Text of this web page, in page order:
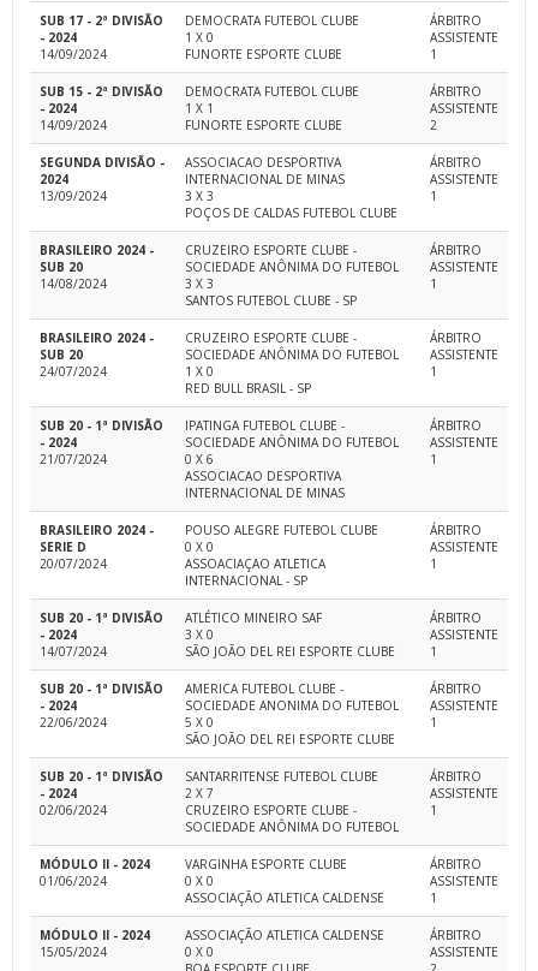
SUB 17 - 2ª DIVISÃO
- 2024
14/09/2024
DEMOCRATA FUTEBOL CLUBE
1 X 0
FUNORTE ESPORTE CLUBE
ÁRBITRO
ASSISTENTE
1
SUB 15 - 2ª DIVISÃO
- 2024
14/09/2024
DEMOCRATA FUTEBOL CLUBE
1 X 1
FUNORTE ESPORTE CLUBE
ÁRBITRO
ASSISTENTE
2
SEGUNDA DIVISÃO -
2024
13/09/2024
ASSOCIACAO DESPORTIVA
INTERNACIONAL DE MINAS
3 X 3
POÇOS DE CALDAS FUTEBOL CLUBE
ÁRBITRO
ASSISTENTE
1
BRASILEIRO 2024 -
SUB 20
14/08/2024
CRUZEIRO ESPORTE CLUBE -
SOCIEDADE ANÔNIMA DO FUTEBOL
3 X 3
SANTOS FUTEBOL CLUBE - SP
ÁRBITRO
ASSISTENTE
1
BRASILEIRO 2024 -
SUB 20
24/07/2024
CRUZEIRO ESPORTE CLUBE -
SOCIEDADE ANÔNIMA DO FUTEBOL
1 X 0
RED BULL BRASIL - SP
ÁRBITRO
ASSISTENTE
1
SUB 20 - 1ª DIVISÃO
- 2024
21/07/2024
IPATINGA FUTEBOL CLUBE -
SOCIEDADE ANÔNIMA DO FUTEBOL
0 X 6
ASSOCIACAO DESPORTIVA
INTERNACIONAL DE MINAS
ÁRBITRO
ASSISTENTE
1
BRASILEIRO 2024 -
SERIE D
20/07/2024
POUSO ALEGRE FUTEBOL CLUBE
0 X 0
ASSOACIAÇAO ATLETICA
INTERNACIONAL - SP
ÁRBITRO
ASSISTENTE
1
SUB 20 - 1ª DIVISÃO
- 2024
14/07/2024
ATLÉTICO MINEIRO SAF
3 X 0
SÃO JOÃO DEL REI ESPORTE CLUBE
ÁRBITRO
ASSISTENTE
1
SUB 20 - 1ª DIVISÃO
- 2024
22/06/2024
AMERICA FUTEBOL CLUBE -
SOCIEDADE ANONIMA DO FUTEBOL
5 X 0
SÃO JOÃO DEL REI ESPORTE CLUBE
ÁRBITRO
ASSISTENTE
1
SUB 20 - 1ª DIVISÃO
- 2024
02/06/2024
SANTARRITENSE FUTEBOL CLUBE
2 X 7
CRUZEIRO ESPORTE CLUBE -
SOCIEDADE ANÔNIMA DO FUTEBOL
ÁRBITRO
ASSISTENTE
1
MÓDULO II - 2024
01/06/2024
VARGINHA ESPORTE CLUBE
0 X 0
ASSOCIAÇÃO ATLETICA CALDENSE
ÁRBITRO
ASSISTENTE
1
MÓDULO II - 2024
15/05/2024
ASSOCIAÇÃO ATLETICA CALDENSE
0 X 0
ÁRBITRO
ASSISTENTE